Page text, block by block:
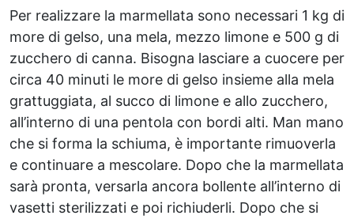
Per realizzare la marmellata sono necessari 1 kg di
more di gelso, una mela, mezzo limone e 500 g di
zucchero di canna. Bisogna lasciare a cuocere per
circa 40 minuti le more di gelso insieme alla mela
grattuggiata, al succo di limone e allo zucchero,
all’interno di una pentola con bordi alti. Man mano
che si forma la schiuma, è importante rimuoverla
e continuare a mescolare. Dopo che la marmellata
sarà pronta, versarla ancora bollente all’interno di
vasetti sterilizzati e poi richiuderli. Dopo che si